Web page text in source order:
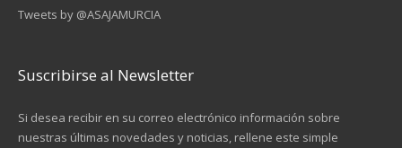
Tweets by @ASAJAMURCIA
Suscribirse al Newsletter
Si desea recibir en su correo electrónico información sobre
nuestras últimas novedades y noticias, rellene este simple